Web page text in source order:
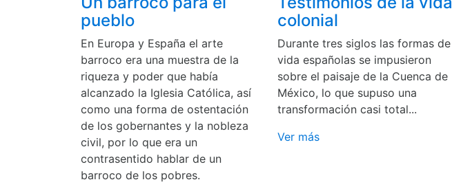
pueblo
En Europa y España el arte
barroco era una muestra de la
riqueza y poder que había
alcanzado la Iglesia Católica, así
como una forma de ostentación
de los gobernantes y la nobleza
civil, por lo que era un
contrasentido hablar de un
barroco de los pobres.
colonial
Durante tres siglos las formas de
vida españolas se impusieron
sobre el paisaje de la Cuenca de
México, lo que supuso una
transformación casi total...
Ver más